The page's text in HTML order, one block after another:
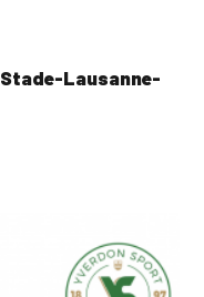
Stade-Lausanne-